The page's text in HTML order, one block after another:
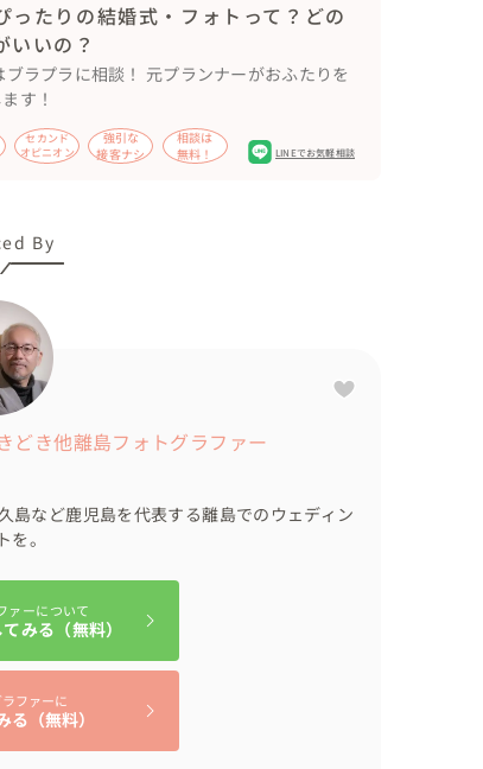
ったりの結婚式・フォトって？どの
いいの？
ラプラに相談！ 元プランナーがおふたりを
す！
セカンド
オピニオン
強引な
接客ナシ
相談は
無料！
LINEでお気軽相談
By
き他離島フォトグラファー
島など鹿児島を代表する離島でのウェディン
を。
ァーについて
みる（無料）
ファーに
る（無料）